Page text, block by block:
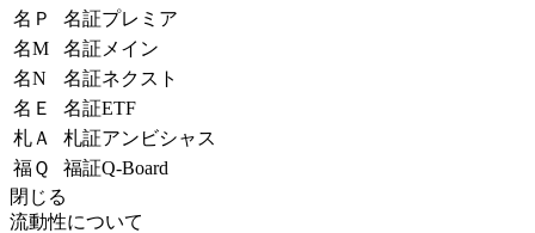
名Ｐ
名証プレミア
名M
名証メイン
名N
名証ネクスト
名Ｅ
名証ETF
札Ａ
札証アンビシャス
福Ｑ
福証Q-Board
閉じる
流動性について